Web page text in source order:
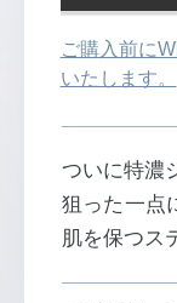
ご購入前に
いたします。
ついに特濃
狙った一点
肌を保つス